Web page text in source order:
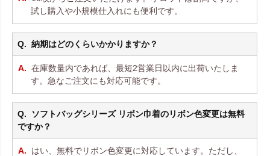
試し購入や小規模仕入れにも便利です。
納期はどのくらいかかりますか？
在庫数量内であれば、最短2営業日以内に出荷いたしま
す。急なご注文にも対応可能です。
ソフトバッグシリーズ リボン巾着のリボン色変更は無料
ですか？
はい、無料でリボン色変更に対応しています。ただし、